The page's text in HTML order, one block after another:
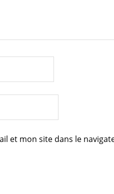
et mon site dans le